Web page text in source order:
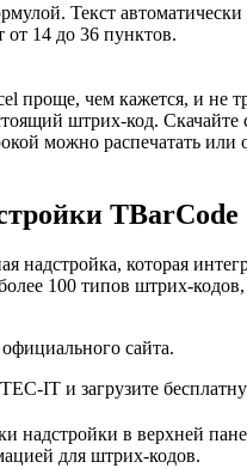
Текст
от 14 до 36 пунктов.
проще, чем кажется, и не
штрих-код. Скачайте
можно распечатать или
надстройка, которая
100 типов штрих-
сайта.
IT и загрузите
надстройки в верхней
для штрих-кодов.